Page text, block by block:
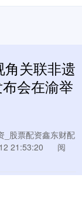
关联非遗
会在渝举
_股票配资鑫东财配
21:53:20
阅